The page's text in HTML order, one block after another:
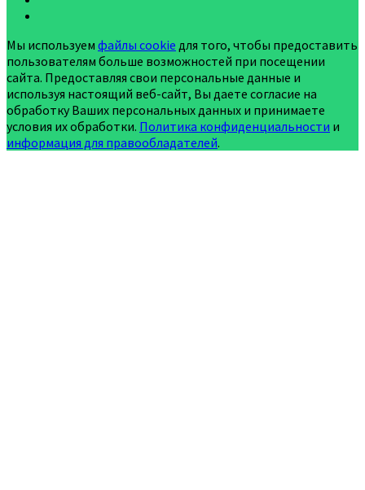
Мы используем файлы cookie для того, чтобы предоставить
пользователям больше возможностей при посещении
сайта. Предоставляя свои персональные данные и
используя настоящий веб-сайт, Вы даете согласие на
обработку Ваших персональных данных и принимаете
условия их обработки. Политика конфиденциальности и
информация для правообладателей.